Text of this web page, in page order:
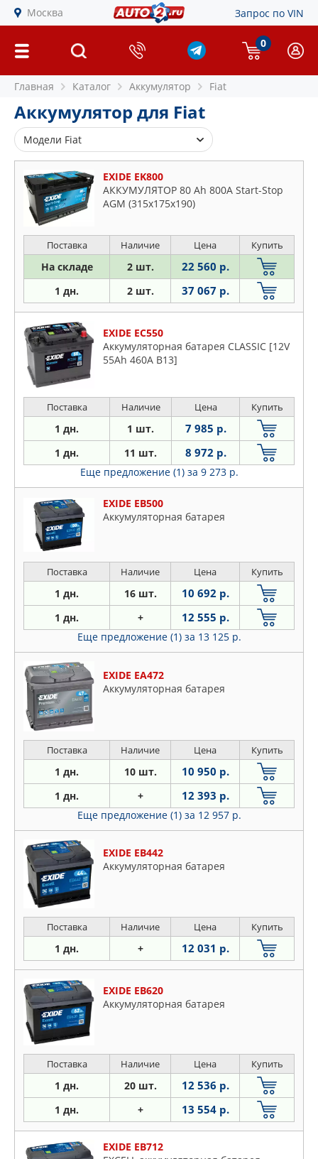
Москва Запрос по VIN
0
Главная Каталог Аккумулятор Fiat
Аккумулятор для Fiat
Модели Fiat
124
126
127
131
500
500l
500x
Argenta
Barchetta
Brava
Bravo
Campagnola
Cinquecento
Coupe
Doblo
Ducato
Duna
Elba
Fiorino
Freemont
Fullback
Grande
Linea
Marea
Multipla
Palio
Panda
Premio
Scudo
Sedici
Seicento
Siena
Stilo
Strada
Talento
Tempra
Tipo
Ulysse
Uno
EXIDE EK800
АККУМУЛЯТОР 80 Ah 800A Start-Stop
AGM (315х175х190)
Поставка Наличие Цена Купить
На складе 2 шт. 22 560 р.
1 дн. 2 шт. 37 067 р.
EXIDE EC550
Аккумуляторная батарея CLASSIC [12V
55Ah 460A B13]
Поставка Наличие Цена Купить
1 дн. 1 шт. 7 985 р.
1 дн. 11 шт. 8 972 р.
Еще предложение (1) за 9 273 р.
EXIDE EB500
Аккумуляторная батарея
Поставка Наличие Цена Купить
1 дн. 16 шт. 10 692 р.
1 дн. + 12 555 р.
Еще предложение (1) за 13 125 р.
EXIDE EA472
Аккумуляторная батарея
Поставка Наличие Цена Купить
1 дн. 10 шт. 10 950 р.
1 дн. + 12 393 р.
Еще предложение (1) за 12 957 р.
EXIDE EB442
Аккумуляторная батарея
Поставка Наличие Цена Купить
1 дн. + 12 031 р.
EXIDE EB620
Аккумуляторная батарея
Поставка Наличие Цена Купить
1 дн. 20 шт. 12 536 р.
1 дн. + 13 554 р.
EXIDE EB712